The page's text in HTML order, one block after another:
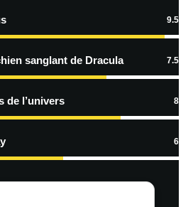
9.5
sanglant de Dracula 7.5
de l’univers 8
6